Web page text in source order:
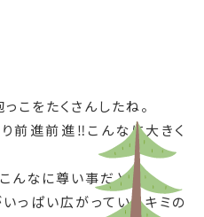
こをたくさんしたね。
前進前進‼️こんなに大きく
んなに尊い事だとは。
っぱい広がっているキミの